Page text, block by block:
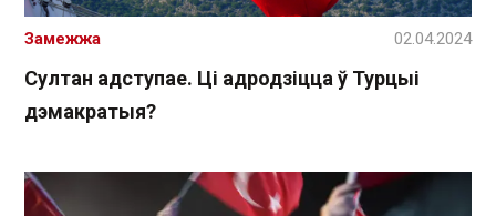
Султан адступае. Ці адродзіцца ў Турцыі
дэмакратыя?
Замежжа 02.04.2024